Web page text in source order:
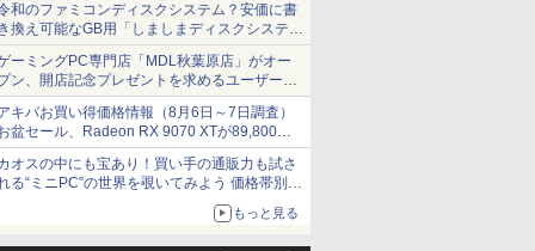
和のファミコンディスクシステム？安価に書
換え可能なGB用「しましまディスクシステ
」
ーミングPC専門店「MDL秋葉原店」がオー
ン、開店記念プレゼントを求めるユーザーが
し寄せ長蛇の列に
キバお買い得価格情報（8月6日～7日調査）
盆セール、Radeon RX 9070 XTが89,800
、水平周波数24.8kHz対応の17型モニターが
円、暑さ指数連動セール ほか
オスの中にも宝あり！買い手の通販力も試さ
る“ミニPC”の世界を覗いてみよう 価格帯別に
様や特徴を整理、11製品をピックアップ text
もっと見る